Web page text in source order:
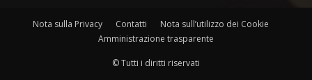
Nota sulla Privacy Contatti
Nota sull’utilizzo dei Cookie
Amministrazione trasparente
© Tutti i diritti riservati